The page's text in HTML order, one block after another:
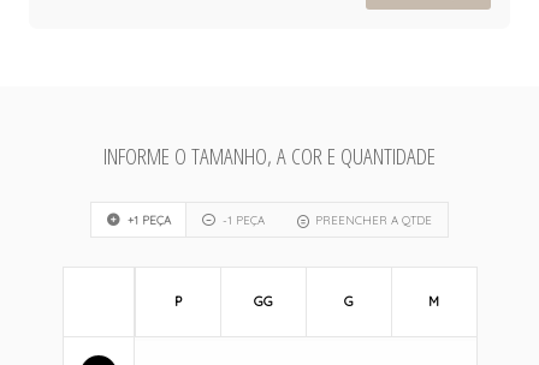
INFORME O TAMANHO, A COR E QUANTIDADE
+1 PEÇA -1 PEÇA PREENCHER A QTDE
P GG G M